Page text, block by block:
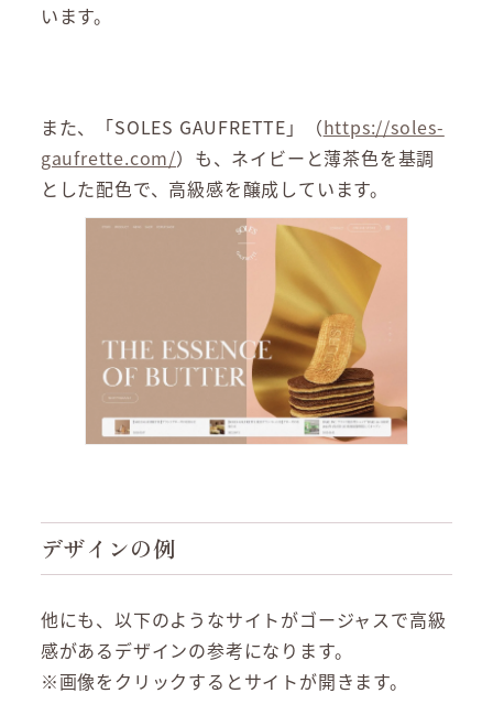
います。
また、「SOLES GAUFRETTE」（https://soles-
gaufrette.com/）も、ネイビーと薄茶色を基調
とした配色で、高級感を醸成しています。
デザインの例
他にも、以下のようなサイトがゴージャスで高級
感があるデザインの参考になります。
※画像をクリックするとサイトが開きます。